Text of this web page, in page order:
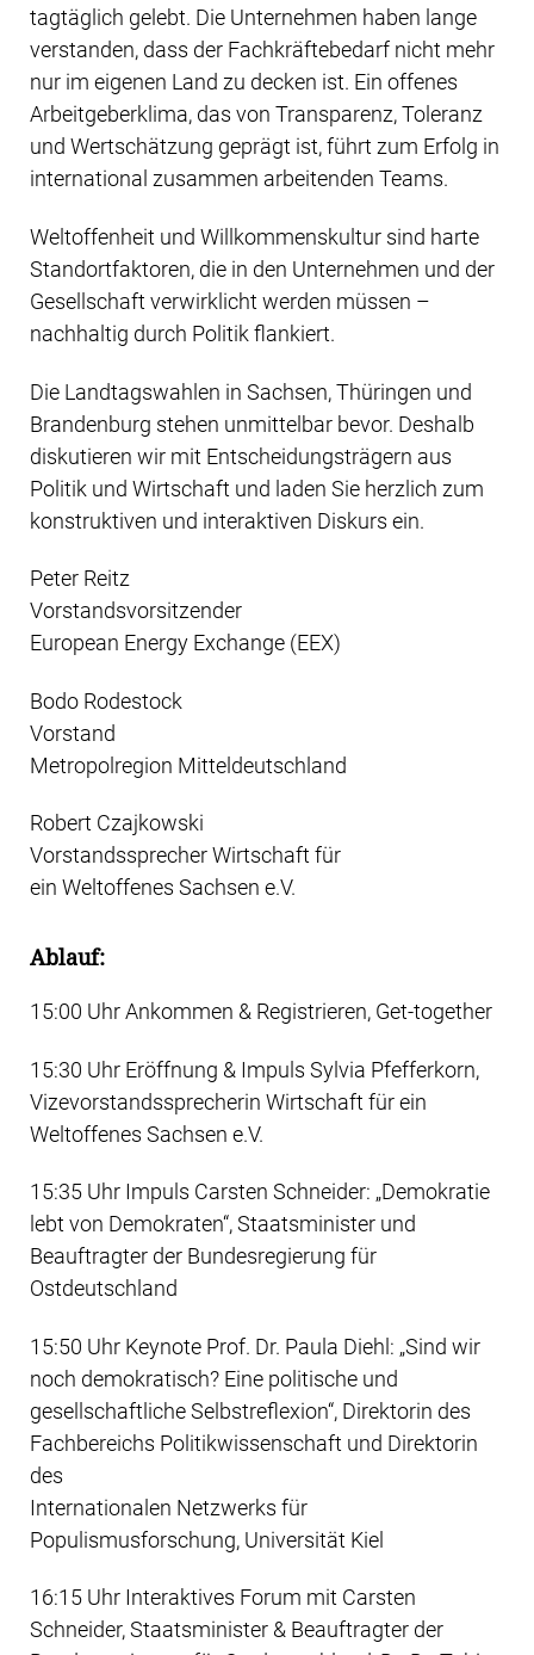
tagtäglich gelebt. Die Unternehmen haben lange
verstanden, dass der Fachkräftebedarf nicht mehr
nur im eigenen Land zu decken ist. Ein offenes
Arbeitgeberklima, das von Transparenz, Toleranz
und Wertschätzung geprägt ist, führt zum Erfolg in
international zusammen arbeitenden Teams.
Weltoffenheit und Willkommenskultur sind harte
Standortfaktoren, die in den Unternehmen und der
Gesellschaft verwirklicht werden müssen –
nachhaltig durch Politik flankiert.
Die Landtagswahlen in Sachsen, Thüringen und
Brandenburg stehen unmittelbar bevor. Deshalb
diskutieren wir mit Entscheidungsträgern aus
Politik und Wirtschaft und laden Sie herzlich zum
konstruktiven und interaktiven Diskurs ein.
Peter Reitz
Vorstandsvorsitzender
European Energy Exchange (EEX)
Bodo Rodestock
Vorstand
Metropolregion Mitteldeutschland
Robert Czajkowski
Vorstandssprecher Wirtschaft für
ein Weltoffenes Sachsen e.V.
Ablauf:
15:00 Uhr Ankommen & Registrieren, Get-together
15:30 Uhr Eröffnung & Impuls Sylvia Pfefferkorn,
Vizevorstandssprecherin Wirtschaft für ein
Weltoffenes Sachsen e.V.
15:35 Uhr Impuls Carsten Schneider: „Demokratie
lebt von Demokraten“, Staatsminister und
Beauftragter der Bundesregierung für
Ostdeutschland
15:50 Uhr Keynote Prof. Dr. Paula Diehl: „Sind wir
noch demokratisch? Eine politische und
gesellschaftliche Selbstreflexion“, Direktorin des
Fachbereichs Politikwissenschaft und Direktorin
des
Internationalen Netzwerks für
Populismusforschung, Universität Kiel
16:15 Uhr Interaktives Forum mit Carsten
Schneider, Staatsminister & Beauftragter der